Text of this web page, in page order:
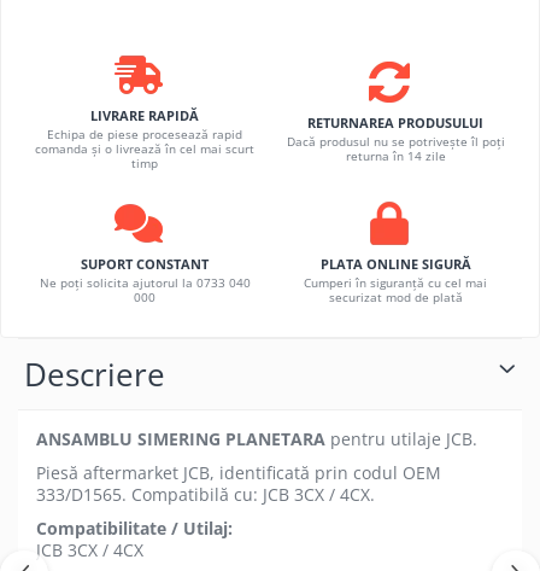
LIVRARE RAPIDĂ
Echipa de piese procesează rapid
comanda și o livrează în cel mai scurt
timp
RETURNAREA PRODUSULUI
Dacă produsul nu se potrivește îl poți
returna în 14 zile
SUPORT CONSTANT
Ne poți solicita ajutorul la 0733 040
000
PLATA ONLINE SIGURĂ
Cumperi în siguranță cu cel mai
securizat mod de plată
Descriere
ANSAMBLU SIMERING PLANETARA pentru utilaje JCB.
Piesă aftermarket JCB, identificată prin codul OEM
333/D1565. Compatibilă cu: JCB 3CX / 4CX.
Compatibilitate / Utilaj:
JCB 3CX / 4CX